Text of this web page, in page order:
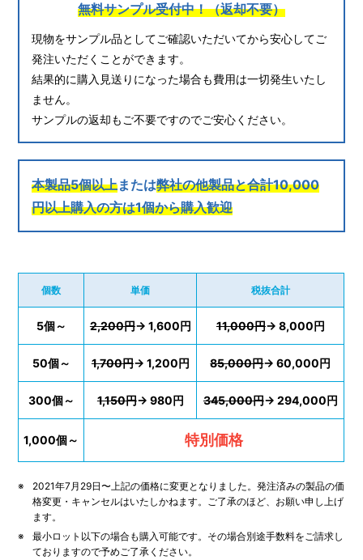
無料サンプル受付中！（返却不要）
現物をサンプル品としてご確認いただいてから安心してご
発注いただくことができます。
結果的に購入見送りになった場合も費用は一切発生いたし
ません。
サンプルの返却もご不要ですのでご安心ください。
本製品5個以上または弊社の他製品と合計10,000
円以上購入の方は1個から購入歓迎
個数 単価 税抜合計
5個～ 2,200円→ 1,600円 11,000円→ 8,000円
50個～ 1,700円→ 1,200円 85,000円→ 60,000円
300個～ 1,150円→ 980円 345,000円→ 294,000円
1,000個～ 特別価格
2021年7月29日〜上記の価格に変更となりました。発注済みの製品の価
格変更・キャンセルはいたしかねます。ご了承のほど、お願い申し上げ
ます。
最小ロット以下の場合も購入可能です。その場合別途手数料をご請求し
ておりますので予めご了承ください。